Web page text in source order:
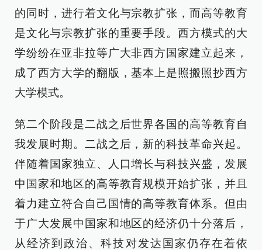
的同时，进行着文化与宗教扩张，而高等教育
是文化与宗教扩张的重要手段。西方模式的大
学纷纷在亚非拉等广大非西方国家建立起来，
成了西方大学的翻版，基本上是照搬照抄西方
大学模式。
第二个阶段是二战之后世界各国的高等教育自
我发展时期。二战之后，新的科技革命兴起。
伴随着国家独立、人口增长与科技兴盛，发展
中国家和地区的高等教育规模开始扩张，并且
着力建立符合自己国情的高等教育体系。但由
于广大发展中国家和地区的经济仍十分落后，
从经济到政治、科技对发达国家仍存在着依